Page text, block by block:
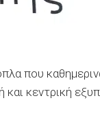
που
κεντρική